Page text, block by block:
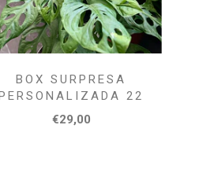
BOX SURPRESA
22
€29,00